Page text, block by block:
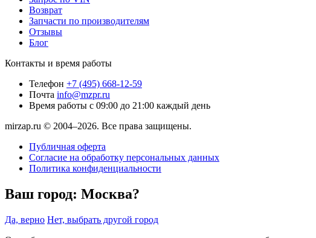
Возврат
Запчасти по производителям
Отзывы
Блог
Контакты и время работы
Телефон +7 (495) 668-12-59
Почта info@mzpr.ru
Время работы с 09:00 до 21:00 каждый день
mirzap.ru © 2004–2026. Все права защищены.
Публичная оферта
Согласие на обработку персональных данных
Политика конфиденциальности
Ваш город: Москва?
Да, верно Нет, выбрать другой город